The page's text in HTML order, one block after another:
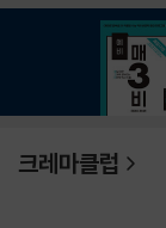
크레마클럽